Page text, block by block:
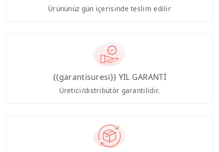
Ürününüz gün içerisinde teslim edilir
{{garantisuresi}} YIL GARANTİ
Üretici/distribütör garantilidir.